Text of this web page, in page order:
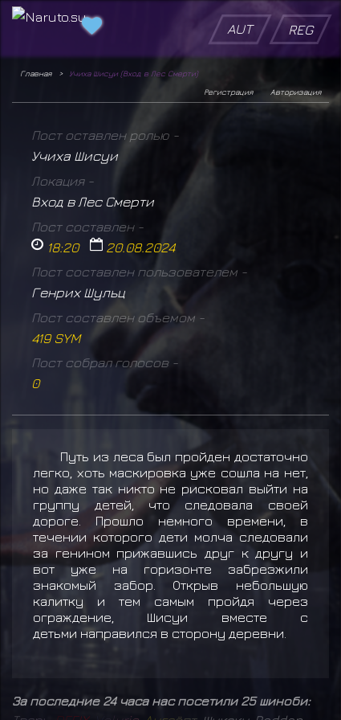
AUT REG
Главная
Учиха Шисуи (Вход в Лес Смерти)
Авторизация
Регистрация
Пост оставлен ролью -
Учиха Шисуи
Локация -
Вход в Лес Смерти
Пост составлен -
18:20 20.08.2024
Пост составлен пользователем -
Генрих Шульц
Пост составлен объемом -
419 SYM
Пост собрал голосов -
0
Путь из леса был пройден достаточно
легко, хоть маскировка уже сошла на нет,
но даже так никто не рисковал выйти на
группу детей, что следовала своей
дороге. Прошло немного времени, в
течении которого дети молча следовали
за генином прижавшись друг к другу и
вот уже на горизонте забрезжили
знакомый забор. Открыв небольшую
калитку и тем самым пройдя через
ограждение, Шисуи вместе с
детьми направился в сторону деревни.
За последние 24 часа нас посетили 25 шиноби: